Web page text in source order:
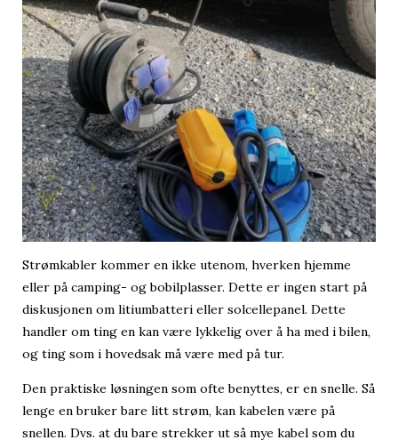
Strømkabler kommer en ikke utenom, hverken hjemme
eller på camping- og bobilplasser. Dette er ingen start på
diskusjonen om litiumbatteri eller solcellepanel. Dette
handler om ting en kan være lykkelig over å ha med i bilen,
og ting som i hovedsak må være med på tur.
Den praktiske løsningen som ofte benyttes, er en snelle. Så
lenge en bruker bare litt strøm, kan kabelen være på
snellen. Dvs. at du bare strekker ut så mye kabel som du